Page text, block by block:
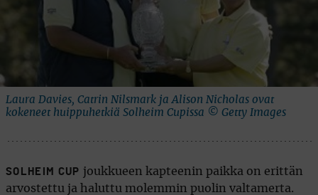
Laura Davies, Catrin Nilsmark ja Alison Nicholas ovat
kokeneet huippuhetkiä Solheim Cupissa © Getty Images
SOLHEIM CUP joukkueen kapteenin paikka on erittän
arvostettu ja haluttu molemmin puolin valtamerta.